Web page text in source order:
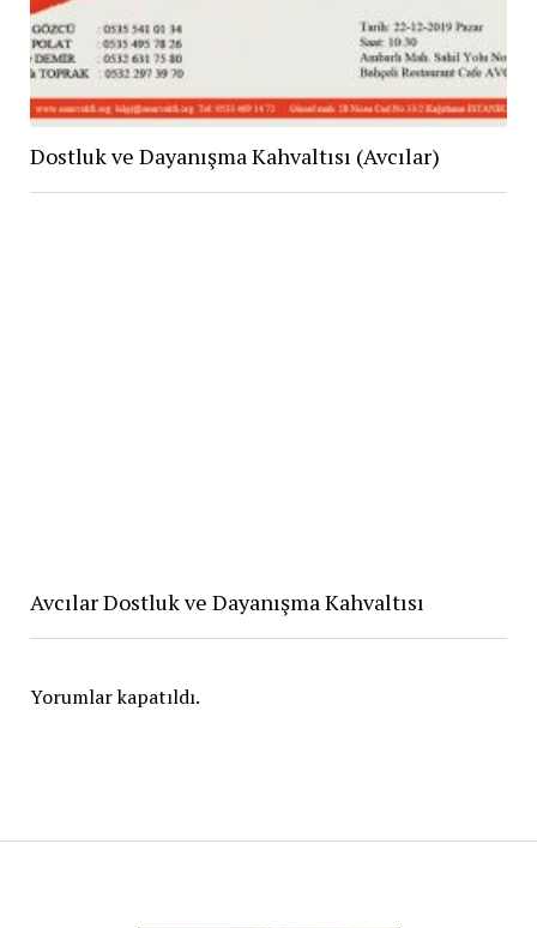
Dostluk ve Dayanışma Kahvaltısı (Avcılar)
Avcılar Dostluk ve Dayanışma Kahvaltısı
Yorumlar kapatıldı.